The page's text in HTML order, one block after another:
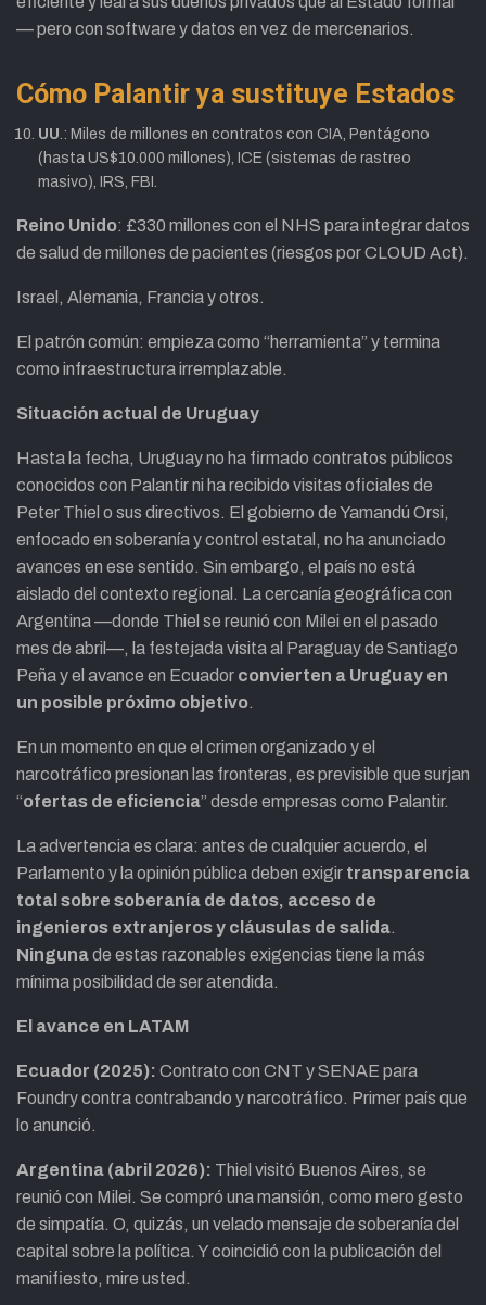
— pero con software y datos en vez de mercenarios.
Cómo Palantir ya sustituye Estados
UU.: Miles de millones en contratos con CIA, Pentágono
(hasta US$10.000 millones), ICE (sistemas de rastreo
masivo), IRS, FBI.
Reino Unido: £330 millones con el NHS para integrar datos
de salud de millones de pacientes (riesgos por CLOUD Act).
Israel, Alemania, Francia y otros.
El patrón común: empieza como “herramienta” y termina
como infraestructura irremplazable.
Situación actual de Uruguay
Hasta la fecha, Uruguay no ha firmado contratos públicos
conocidos con Palantir ni ha recibido visitas oficiales de
Peter Thiel o sus directivos. El gobierno de Yamandú Orsi,
enfocado en soberanía y control estatal, no ha anunciado
avances en ese sentido. Sin embargo, el país no está
aislado del contexto regional. La cercanía geográfica con
Argentina —donde Thiel se reunió con Milei en el pasado
mes de abril—, la festejada visita al Paraguay de Santiago
Peña y el avance en Ecuador convierten a Uruguay en
un posible próximo objetivo.
En un momento en que el crimen organizado y el
narcotráfico presionan las fronteras, es previsible que surjan
“ofertas de eficiencia” desde empresas como Palantir.
La advertencia es clara: antes de cualquier acuerdo, el
Parlamento y la opinión pública deben exigir transparencia
total sobre soberanía de datos, acceso de
ingenieros extranjeros y cláusulas de salida.
Ningunade estas razonables exigencias tiene la más
mínima posibilidad de ser atendida.
El avance en LATAM
Ecuador (2025): Contrato con CNT y SENAE para
Foundry contra contrabando y narcotráfico. Primer país que
lo anunció.
Argentina (abril 2026): Thiel visitó Buenos Aires, se
reunió con Milei. Se compró una mansión, como mero gesto
de simpatía. O, quizás, un velado mensaje de soberanía del
capital sobre la política. Y coincidió con la publicación del
manifiesto, mire usted.